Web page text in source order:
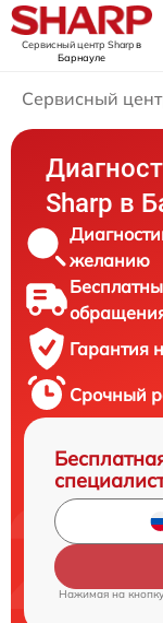
Сервисный центр Sharpв
Барнауле
Сервисный
Sharp в
желанию
Гарантия
Срочный
Нажимая на